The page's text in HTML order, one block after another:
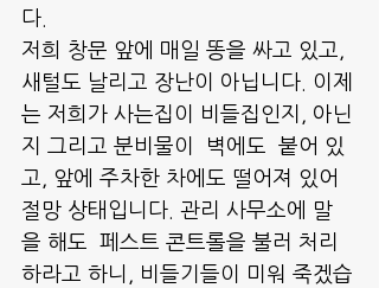
다.
저희 창문 앞에 매일 똥을 싸고 있고,
새털도 날리고 장난이 아닙니다. 이제
는 저희가 사는집이 비들집인지, 아닌
지 그리고 분비물이  벽에도  붙어 있
고, 앞에 주차한 차에도 떨어져 있어
절망 상태입니다. 관리 사무소에 말
을 해도  페스트 콘트롤을 불러 처리
하라고 하니, 비들기들이 미워 죽겠습